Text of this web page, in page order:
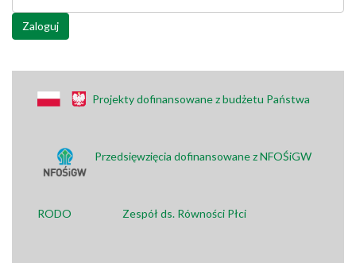
Zaloguj
Projekty dofinansowane z budżetu Państwa
Przedsięwzięcia dofinansowane z NFOŚiGW
RODO Zespół ds. Równości Płci